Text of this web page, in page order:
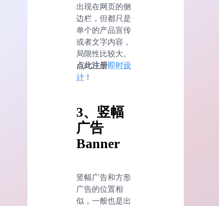
出现在网页的侧
边栏，但都只是
单个的产品宣传
或者文字内容，
局限性比较大。
点此注册即时设
计 ！
3、竖幅
广告
Banner
竖幅广告和方形
广告的位置相
似，一般也是出